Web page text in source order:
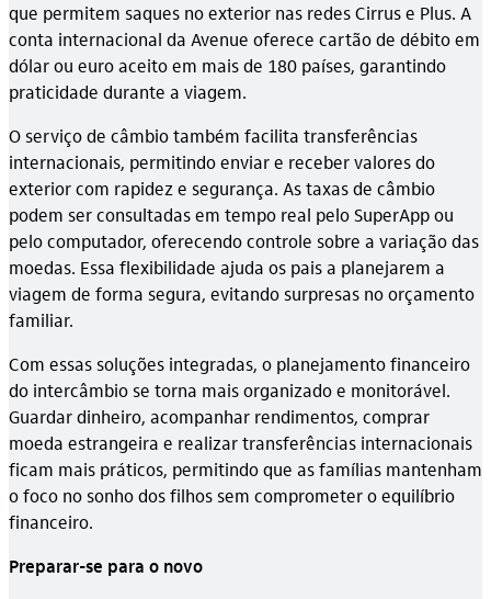
que permitem saques no exterior nas redes Cirrus e Plus. A
conta internacional da Avenue oferece cartão de débito em
dólar ou euro aceito em mais de 180 países, garantindo
praticidade durante a viagem.
O serviço de câmbio também facilita transferências
internacionais, permitindo enviar e receber valores do
exterior com rapidez e segurança. As taxas de câmbio
podem ser consultadas em tempo real pelo SuperApp ou
pelo computador, oferecendo controle sobre a variação das
moedas. Essa flexibilidade ajuda os pais a planejarem a
viagem de forma segura, evitando surpresas no orçamento
familiar.
Com essas soluções integradas, o planejamento financeiro
do intercâmbio se torna mais organizado e monitorável.
Guardar dinheiro, acompanhar rendimentos, comprar
moeda estrangeira e realizar transferências internacionais
ficam mais práticos, permitindo que as famílias mantenham
o foco no sonho dos filhos sem comprometer o equilíbrio
financeiro.
Preparar-se para o novo